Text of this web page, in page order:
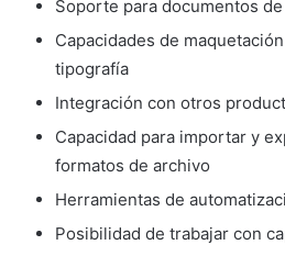
Soporte para documentos
Capacidades de
tipografía
Integración con otros
Capacidad para importar y
formatos de archivo
Herramientas de
Posibilidad de trabajar con